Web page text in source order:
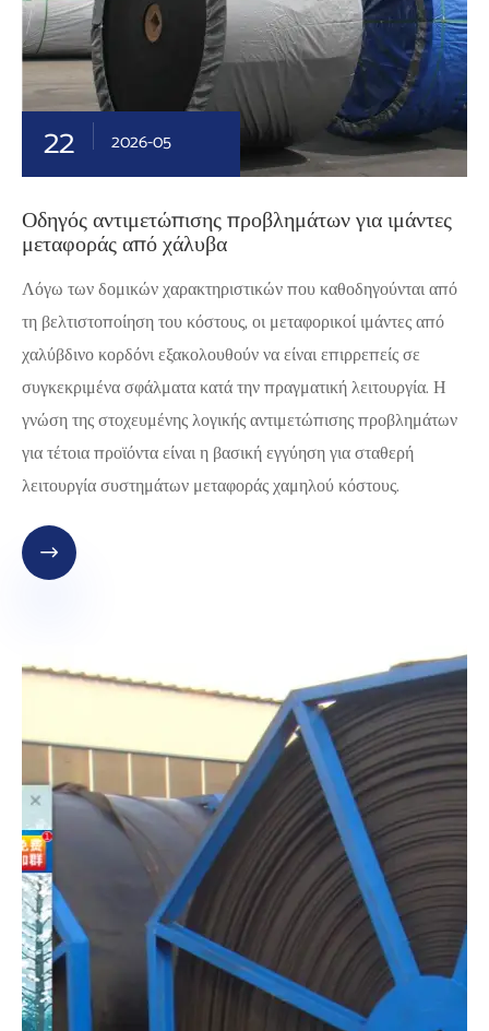
22 2026-05
Οδηγός αντιμετώπισης προβλημάτων για ιμάντες
μεταφοράς από χάλυβα
Λόγω των δομικών χαρακτηριστικών που καθοδηγούνται από
τη βελτιστοποίηση του κόστους, οι μεταφορικοί ιμάντες από
χαλύβδινο κορδόνι εξακολουθούν να είναι επιρρεπείς σε
συγκεκριμένα σφάλματα κατά την πραγματική λειτουργία. Η
γνώση της στοχευμένης λογικής αντιμετώπισης προβλημάτων
για τέτοια προϊόντα είναι η βασική εγγύηση για σταθερή
λειτουργία συστημάτων μεταφοράς χαμηλού κόστους.
